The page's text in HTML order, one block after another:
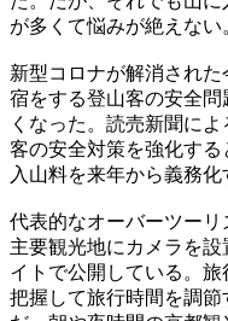
が多くて悩みが絶えない
新型コロナが解消され
宿をする登山客の安全
くなった。読売新聞に
客の安全対策を強化す
入山料を来年から義務化
代表的なオーバーツー
主要観光地にカメラを
イトで公開している。
把握して旅行時間を調